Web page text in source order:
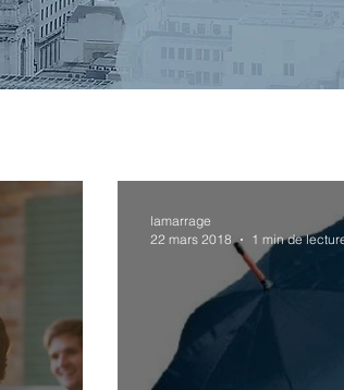
lamarrage
22 mars 2018
1 min de